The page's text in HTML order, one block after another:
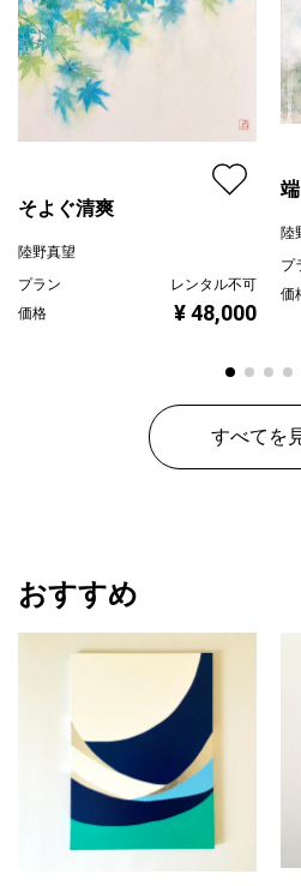
配送目安
二週間以内
【作品について】
作品は一点ものです。
ご覧いただいている端末により、画
合があります。
そよぐ清爽
陸野真望
プラン
レンタル不可
価格
¥ 48,000
陸
プ
価
すべてを
おすすめ